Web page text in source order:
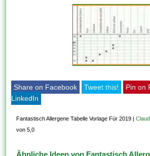
Share on Facebook Tweet this! Pin on
LinkedIn
Fantastisch Allergene Tabelle Vorlage Für 2019 |
von 5,0